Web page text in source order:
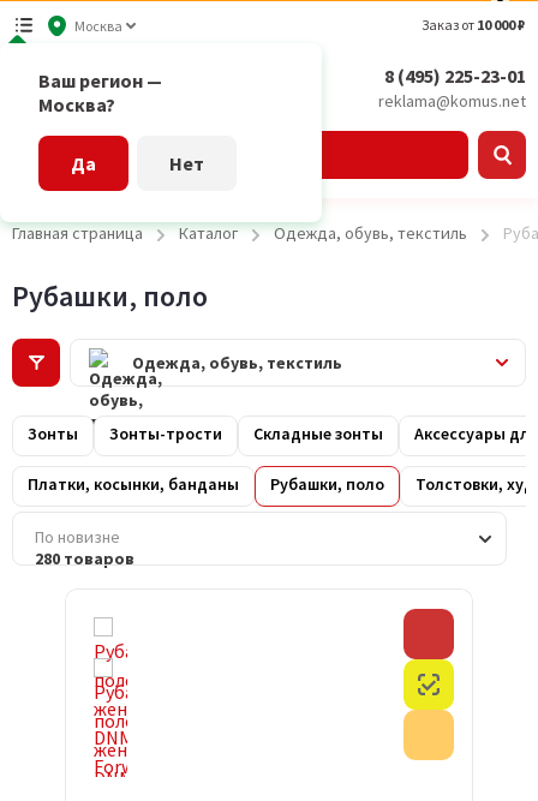
Москва
Ваш регион —
Москва?
Да Нет
Заказ от 10 000 ₽
8 (495) 225-23-01
reklama@komus.net
Главная страница Каталог Одежда, обувь, текстиль
Рубашки, поло
Одежда, обувь, текстиль
Зонты Зонты-трости Складные зонты Аксессуары
Платки, косынки, банданы Рубашки, поло Толстовки,
По новизне
280 товаров